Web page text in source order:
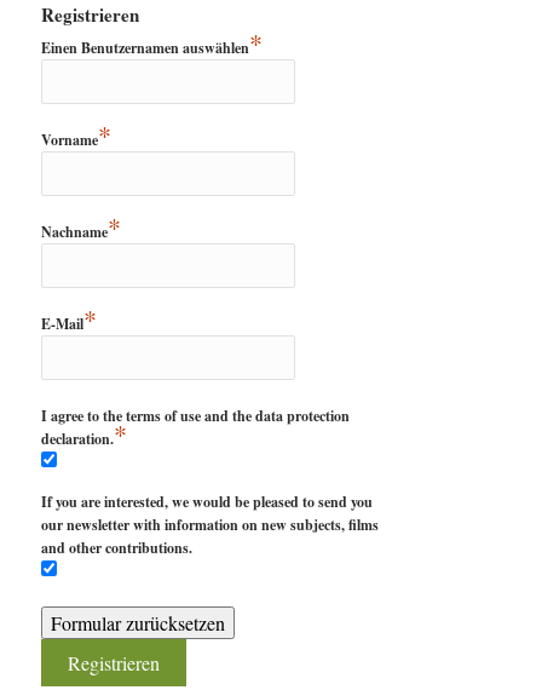
Registrieren
Einen Benutzernamen auswählen*
Vorname*
Nachname*
E-Mail*
I agree to the terms of use and the data protection
declaration.*
If you are interested, we would be pleased to send you
our newsletter with information on new subjects, films
and other contributions.